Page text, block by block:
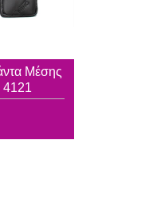
Μέσης
4121